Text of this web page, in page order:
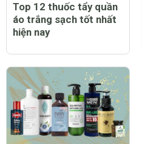
Top 12 thuốc tẩy quần
áo trắng sạch tốt nhất
hiện nay